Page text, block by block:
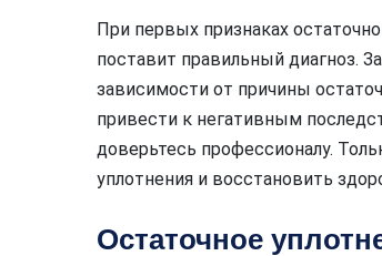
При первых признаках
поставит правильный диагноз.
зависимости от причины
привести к негативным
доверьтесь профессионалу.
уплотнения и восстановить
Остаточное